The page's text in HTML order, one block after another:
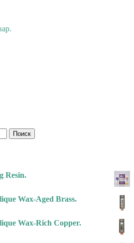
Resin.
Wax-Aged Brass.
Wax-Rich Copper.